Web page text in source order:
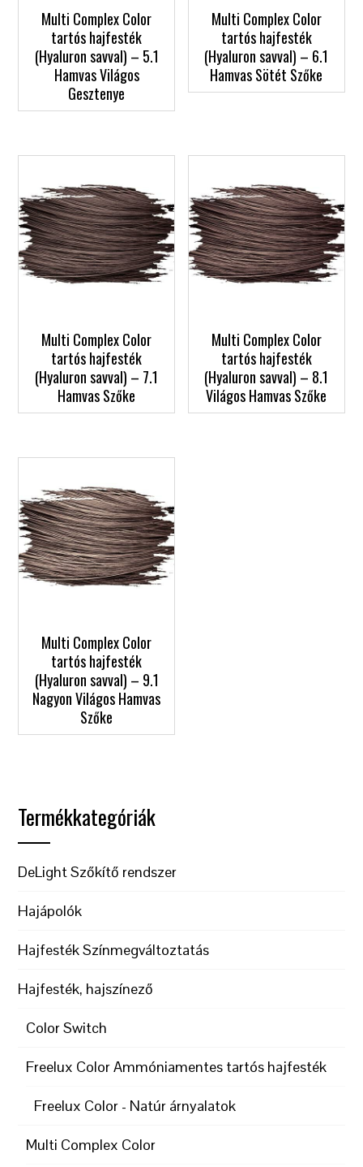
Multi Complex Color
tartós hajfesték
(Hyaluron savval) – 5.1
Hamvas Világos
Gesztenye
Multi Complex Color
tartós hajfesték
(Hyaluron savval) – 6.1
Hamvas Sötét Szőke
Multi Complex Color
tartós hajfesték
(Hyaluron savval) – 7.1
Hamvas Szőke
Multi Complex Color
tartós hajfesték
(Hyaluron savval) – 8.1
Világos Hamvas Szőke
Multi Complex Color
tartós hajfesték
(Hyaluron savval) – 9.1
Nagyon Világos Hamvas
Szőke
Termékkategóriák
DeLight Szőkítő rendszer
Hajápolók
Hajfesték Színmegváltoztatás
Hajfesték, hajszínező
Color Switch
Freelux Color Ammóniamentes tartós hajfesték
Freelux Color - Natúr árnyalatok
Multi Complex Color